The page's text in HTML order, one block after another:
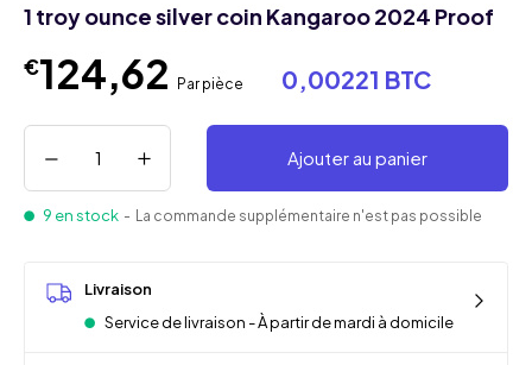
1 troy ounce silver coin Kangaroo 2024 Proof
€124,62 Par pièce 0,00221 BTC
Ajouter au panier
9 en stock - La commande supplémentaire n'est pas possible
Livraison
Service de livraison - À partir de mardi à domicile